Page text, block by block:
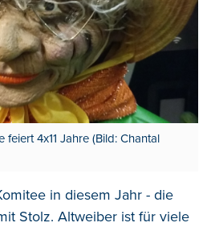
4x11 Jahre (Bild: Chantal
in diesem Jahr - die
Stolz. Altweiber ist für viele